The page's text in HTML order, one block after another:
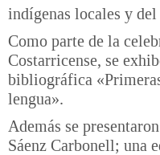
indígenas locales y
Como parte de la
Costarricense, se
bibliográfica
lengua».
Además se
Sáenz Carbonell; una